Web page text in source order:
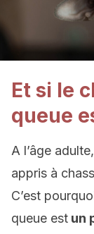
Et si le
queue
A l’âge
appris à
C’est
queue est un